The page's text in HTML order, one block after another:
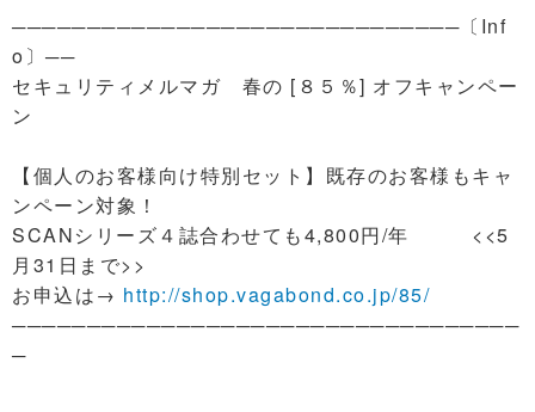
──────────────────────────────〔Inf
o〕──
セキュリティメルマガ 春の [８５％] オフキャンペー
ン
【個人のお客様向け特別セット】既存のお客様もキャ
ンペーン対象！
SCANシリーズ４誌合わせても4,800円/年 <<5
月31日まで>>
お申込は→ http://shop.vagabond.co.jp/85/
──────────────────────────────────
─